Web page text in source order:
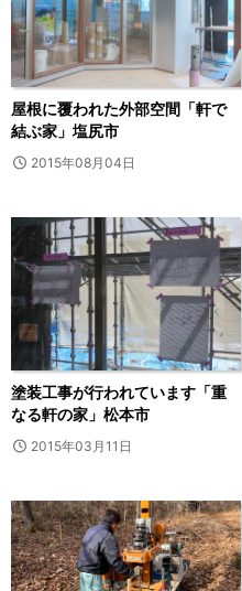
屋根に覆われた外部空間「軒で
結ぶ家」塩尻市
2015年08月04日
塗装工事が行われています「重
なる軒の家」松本市
2015年03月11日